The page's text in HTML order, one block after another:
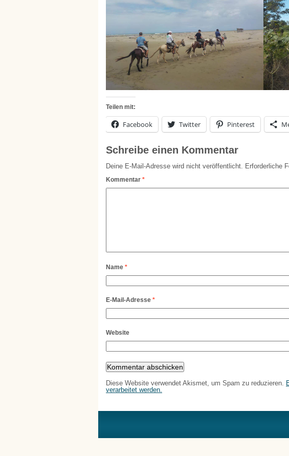
Teilen mit:
Facebook Twitter Pinterest
Schreibe einen Kommentar
Deine E-Mail-Adresse wird nicht veröffentlicht. Erforderliche
Kommentar *
Name *
E-Mail-Adresse *
Website
Diese Website verwendet Akismet, um Spam zu reduzieren.
verarbeitet werden.